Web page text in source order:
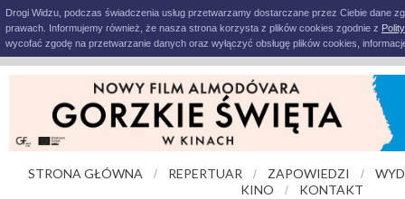
Drogi Widzu, podczas świadczenia usług przetwarzamy dostarczane przez Ciebie dane
prawach. Informujemy również, że nasza strona korzysta z plików cookies zgodnie z
wycofać zgodę na przetwarzanie danych oraz wyłączyć obsługę plików cookies,
STRONA GŁÓWNA / REPERTUAR / ZAPOWIEDZI /
KINO
/
KONTAKT